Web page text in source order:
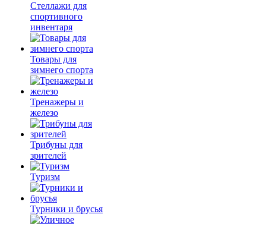
Стеллажи для
спортивного
инвентаря
Товары для
зимнего спорта
Тренажеры и
железо
Трибуны для
зрителей
Туризм
Турники и брусья